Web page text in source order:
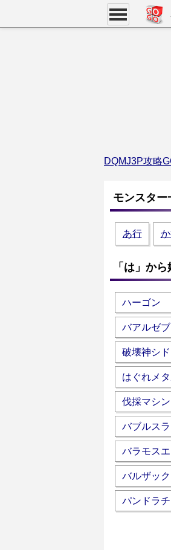
DQMJ3P攻略
モンスター
あ行
「は」か
ハーゴン
バアルゼ
破壊神シ
はぐれメ
伐採マシン
バブルス
バラモス
バルザック
パンドラ